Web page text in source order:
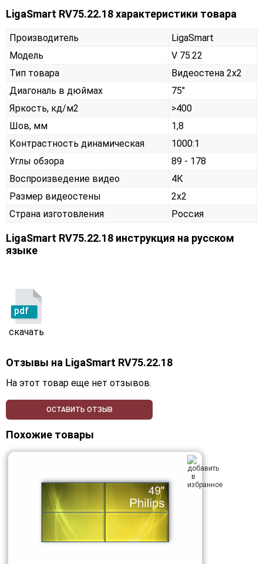
LigaSmart RV75.22.18 характеристики товара
Производитель
LigaSmart
Модель
V 75.22
Тип товара
Видеостена 2х2
Диагональ в дюймах
75"
Яркость, кд/м2
>400
Шов, мм
1,8
Контрастность динамическая
1000:1
Углы обзора
89 - 178
Воспроизведение видео
4К
Размер видеостены
2x2
Страна изготовления
Россия
LigaSmart RV75.22.18 инструкция на русском
языке
pdf
скачать
Отзывы на LigaSmart RV75.22.18
На этот товар еще нет отзывов.
ОСТАВИТЬ ОТЗЫВ
Похожие товары